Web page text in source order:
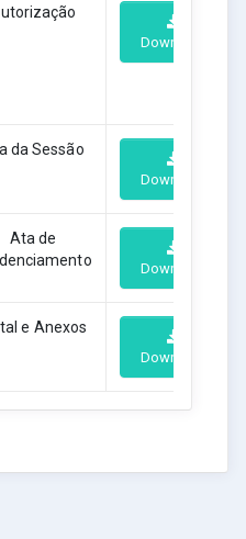
Download
da Sessão
Download
Ata de
Download
e Anexos
Download